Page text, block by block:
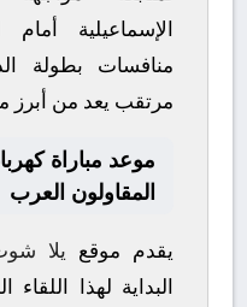
الإسماعيلية أمام
منافسات بطولة
مرتقب يعد من أبرز
موعد مباراة
المقاولون العرب
يقدم موقع يلا
البداية لهذا